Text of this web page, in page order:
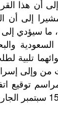
أن هذا
مشيرا
ما سيؤدي إلى
من وإلى
توقيع